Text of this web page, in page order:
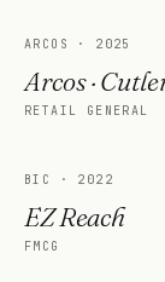
ARCOS · 2025
Arcos ·
RETAIL GENERAL
BIC · 2022
EZ Reach
FMCG